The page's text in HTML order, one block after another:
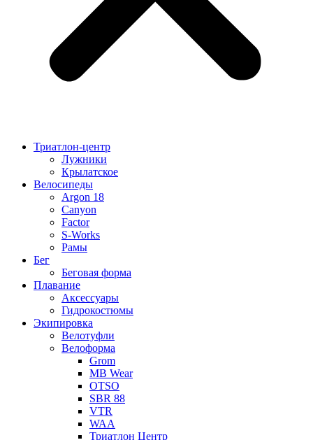
Триатлон-центр
Лужники
Крылатское
Велосипеды
Argon 18
Canyon
Factor
S-Works
Рамы
Бег
Беговая форма
Плавание
Аксессуары
Гидрокостюмы
Экипировка
Велотуфли
Велоформа
Grom
MB Wear
OTSO
SBR 88
VTR
WAA
Триатлон Центр